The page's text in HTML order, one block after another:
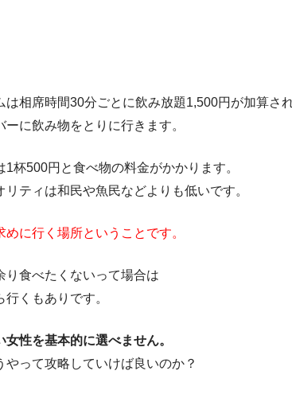
相席時間30分ごとに飲み放題1,500円が加算され
に飲み物をとりに行きます。
杯500円と食べ物の料金がかかります。
ティは和民や魚民などよりも低いです。
に行く場所ということです。
り食べたくないって場合は
くもありです。
女性を基本的に選べません。
やって攻略していけば良いのか？